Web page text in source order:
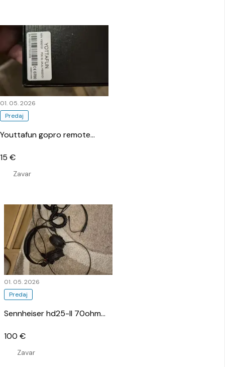
Predaj
01. 05. 2026
Youttafun gopro remote…
Zavar
15 €
Predaj
01. 05. 2026
Sennheiser hd25-II 70ohm…
Zavar
100 €